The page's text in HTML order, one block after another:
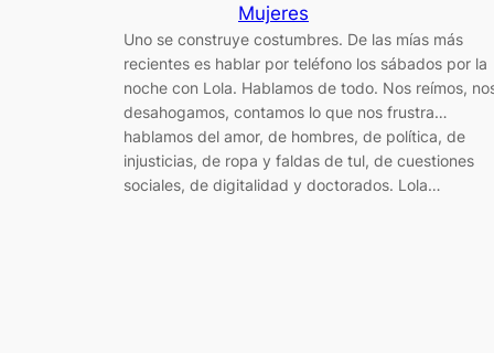
Mujeres
Uno se construye costumbres. De las mías más
recientes es hablar por teléfono los sábados por la
noche con Lola. Hablamos de todo. Nos reímos,
desahogamos, contamos lo que nos frustra…
hablamos del amor, de hombres, de política, de
injusticias, de ropa y faldas de tul, de cuestiones
sociales, de digitalidad y doctorados. Lola…